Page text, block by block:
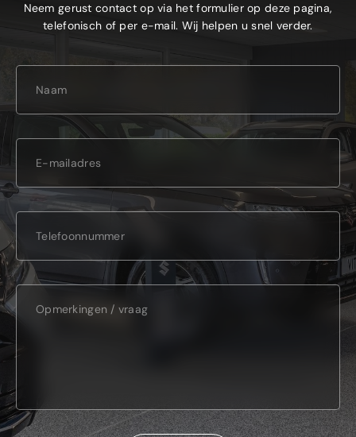
Neem gerust contact op via het formulier op deze pagina,
telefonisch of per e-mail. Wij helpen u snel verder.